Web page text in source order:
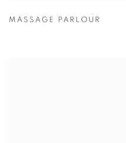
MASSAGE PARLOUR